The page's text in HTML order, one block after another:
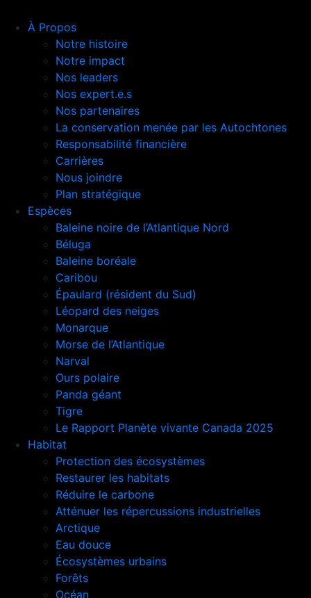
À Propos
Notre histoire
Notre impact
Nos leaders
Nos expert.e.s
Nos partenaires
La conservation menée par les Autochtones
Responsabilité financière
Carrières
Nous joindre
Plan stratégique
Espèces
Baleine noire de l’Atlantique Nord
Béluga
Baleine boréale
Caribou
Épaulard (résident du Sud)
Léopard des neiges
Monarque
Morse de l’Atlantique
Narval
Ours polaire
Panda géant
Tigre
Le Rapport Planète vivante Canada 2025
Habitat
Protection des écosystèmes
Restaurer les habitats
Réduire le carbone
Atténuer les répercussions industrielles
Arctique
Eau douce
Écosystèmes urbains
Forêts
Océan